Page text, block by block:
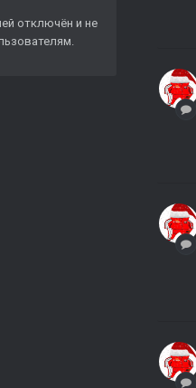
отключён и не